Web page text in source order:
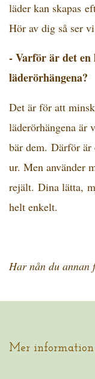
läder kan skapas
Hör av dig så ser
-Varför är det en
läderörhängena?
Det är för att
läderörhängena är
bär dem. Därför är
ur. Men använder
rejält. Dina lätta,
helt enkelt.
Har nån du annan
Mer information